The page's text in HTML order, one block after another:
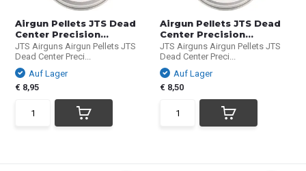
Airgun Pellets JTS Dead
Center Precision...
JTS Airguns Airgun Pellets JTS
Dead Center Preci...
Auf Lager
€ 8,95
Airgun Pellets JTS Dead
Center Precision...
JTS Airguns Airgun Pellets JTS
Dead Center Preci...
Auf Lager
€ 8,50